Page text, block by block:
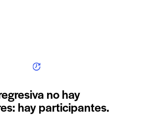
no hay
hay participantes.